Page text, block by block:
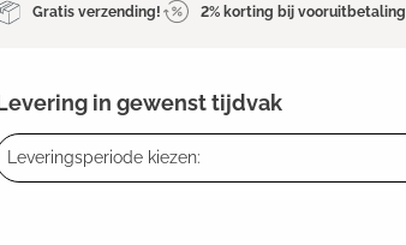
Gratis verzending! 2% korting bij vooruitbetaling
in gewenst tijdvak
Leveringsperiode kiezen: